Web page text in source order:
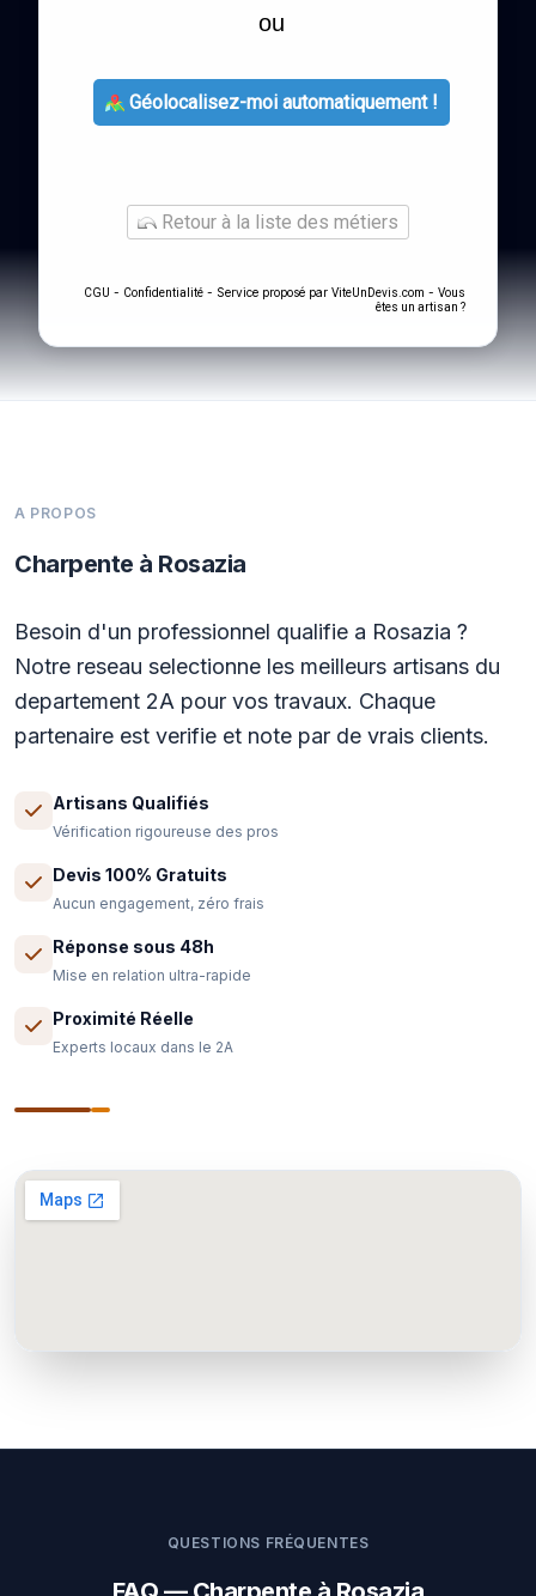
ou
Géolocalisez-moi automatiquement !
Retour à la liste des métiers
CGU - Confidentialité - Service proposé par ViteUnDevis.com - Vous
êtes un artisan ?
A PROPOS
Charpente à Rosazia
Besoin d'un professionnel qualifie a Rosazia ?
Notre reseau selectionne les meilleurs artisans du
departement 2A pour vos travaux. Chaque
partenaire est verifie et note par de vrais clients.
Artisans Qualifiés
Vérification rigoureuse des pros
Devis 100% Gratuits
Aucun engagement, zéro frais
Réponse sous 48h
Mise en relation ultra-rapide
Proximité Réelle
Experts locaux dans le 2A
QUESTIONS FRÉQUENTES